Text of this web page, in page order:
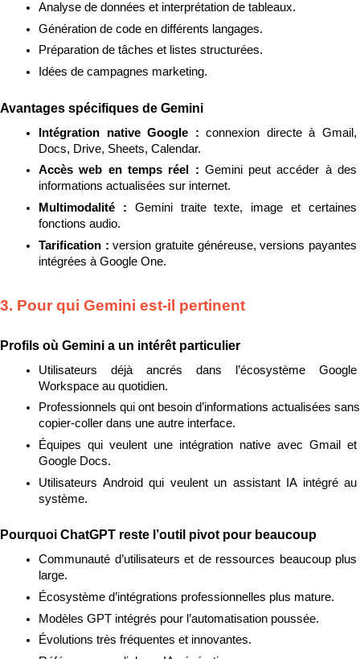
Analyse de données et interprétation de tableaux.
Génération de code en différents langages.
Préparation de tâches et listes structurées.
Idées de campagnes marketing.
Avantages spécifiques de Gemini
Intégration native Google : connexion directe à Gmail,
Docs, Drive, Sheets, Calendar.
Accès web en temps réel : Gemini peut accéder à des
informations actualisées sur internet.
Multimodalité : Gemini traite texte, image et certaines
fonctions audio.
Tarification : version gratuite généreuse, versions payantes
intégrées à Google One.
3. Pour qui Gemini est-il pertinent
Profils où Gemini a un intérêt particulier
Utilisateurs déjà ancrés dans l’écosystème Google
Workspace au quotidien.
Professionnels qui ont besoin d’informations actualisées sans
copier-coller dans une autre interface.
Équipes qui veulent une intégration native avec Gmail et
Google Docs.
Utilisateurs Android qui veulent un assistant IA intégré au
système.
Pourquoi ChatGPT reste l’outil pivot pour beaucoup
Communauté d’utilisateurs et de ressources beaucoup plus
large.
Écosystème d’intégrations professionnelles plus mature.
Modèles GPT intégrés pour l’automatisation poussée.
Évolutions très fréquentes et innovantes.